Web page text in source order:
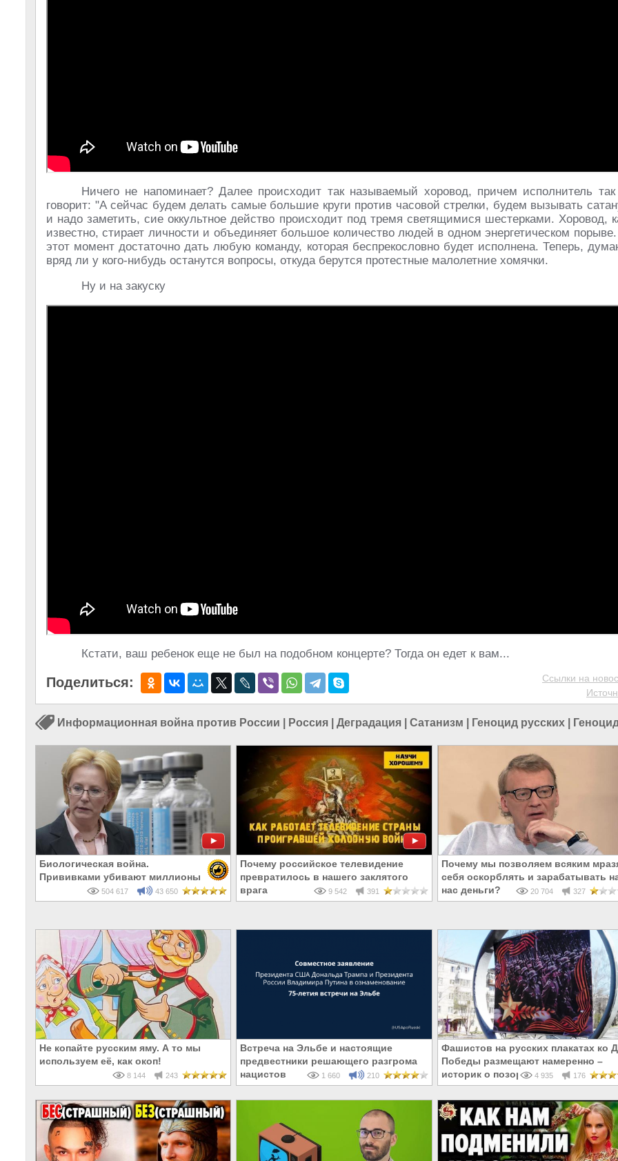
Ничего не напоминает? Далее происходит так называемый хоровод, причем исполнитель
говорит: "А сейчас будем делать самые большие круги против часовой стрелки, будем вызывать
и надо заметить, сие оккультное действо происходит под тремя светящимися шестерками. Хоровод,
известно, стирает личности и объединяет большое количество людей в одном энергетическом
этот момент достаточно дать любую команду, которая беспрекословно будет исполнена. Теперь,
вряд ли у кого-нибудь останутся вопросы, откуда берутся протестные малолетние хомячки.
Ну и на закуску
Кстати, ваш ребенок еще не был на подобном концерте? Тогда он едет к вам...
Поделиться:
Ссылки на
Информационная война против России Россия Деградация Сатанизм Геноцид русских
Биологическая война.
Прививками убивают миллионы
504 617 43 650
Почему российское телевидение
превратилось в нашего заклятого
врага
9 542 391
Почему мы позволяем всяким
себя оскорблять и зарабатывать
нас деньги?
20 704 327
Не копайте русским яму. А то мы
используем её, как окоп!
8 144 243
Встреча на Эльбе и настоящие
предвестники решающего разгрома
нацистов
1 660 210
Фашистов на русских плакатах ко
Победы размещают намеренно –
историк о позорных «ошибках»
4 935 176